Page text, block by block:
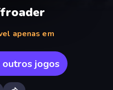
apenas em
jogos